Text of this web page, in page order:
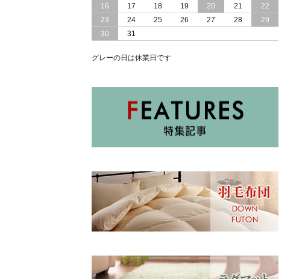
き 大容量 収納 跳ね上げ式 ベッド
16
17 18 19 20 21
22
23
24 25 26 27 28
29
30
31
グレーの日は休業日です